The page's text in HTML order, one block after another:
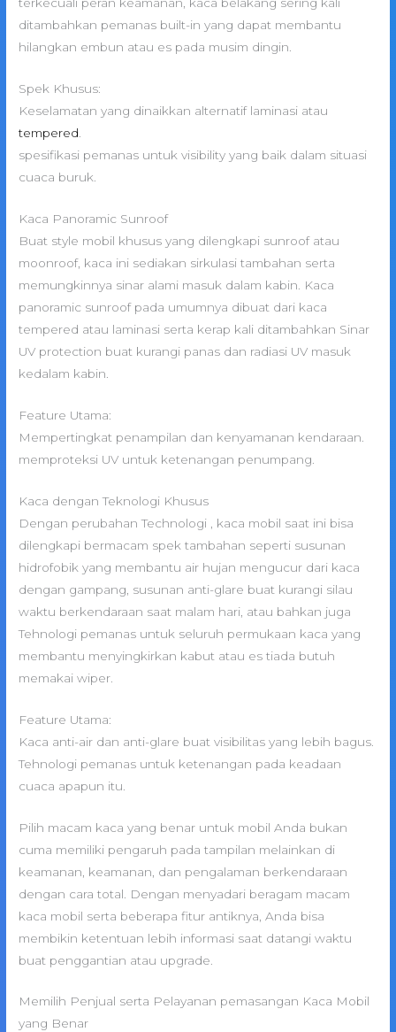
terkecuali peran keamanan, kaca belakang sering kali
ditambahkan pemanas built-in yang dapat membantu
hilangkan embun atau es pada musim dingin.
Spek Khusus:
Keselamatan yang dinaikkan alternatif laminasi atau
tempered
spesifikasi pemanas untuk visibility yang baik dalam situasi
cuaca buruk.
Kaca Panoramic Sunroof
Buat style mobil khusus yang dilengkapi sunroof atau
moonroof, kaca ini sediakan sirkulasi tambahan serta
memungkinnya sinar alami masuk dalam kabin. Kaca
panoramic sunroof pada umumnya dibuat dari kaca
tempered atau laminasi serta kerap kali ditambahkan Sinar
UV protection buat kurangi panas dan radiasi UV masuk
kedalam kabin.
Feature Utama:
Mempertingkat penampilan dan kenyamanan kendaraan.
memproteksi UV untuk ketenangan penumpang.
Kaca dengan Teknologi Khusus
Dengan perubahan Technologi , kaca mobil saat ini bisa
dilengkapi bermacam spek tambahan seperti susunan
hidrofobik yang membantu air hujan mengucur dari kaca
dengan gampang, susunan anti-glare buat kurangi silau
waktu berkendaraan saat malam hari, atau bahkan juga
Tehnologi pemanas untuk seluruh permukaan kaca yang
membantu menyingkirkan kabut atau es tiada butuh
memakai wiper.
Feature Utama:
Kaca anti-air dan anti-glare buat visibilitas yang lebih bagus.
Tehnologi pemanas untuk ketenangan pada keadaan
cuaca apapun itu.
Pilih macam kaca yang benar untuk mobil Anda bukan
cuma memiliki pengaruh pada tampilan melainkan di
keamanan, keamanan, dan pengalaman berkendaraan
dengan cara total. Dengan menyadari beragam macam
kaca mobil serta beberapa fitur antiknya, Anda bisa
membikin ketentuan lebih informasi saat datangi waktu
buat penggantian atau upgrade.
Memilih Penjual serta Pelayanan pemasangan Kaca Mobil
yang Benar